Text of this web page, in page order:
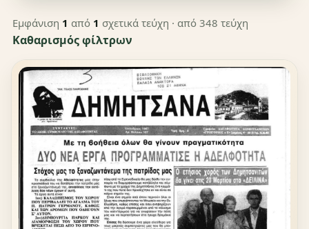
Εμφάνιση 1 από 1 σχετικά τεύχη · από 348 τεύχη
Καθαρισμός φίλτρων